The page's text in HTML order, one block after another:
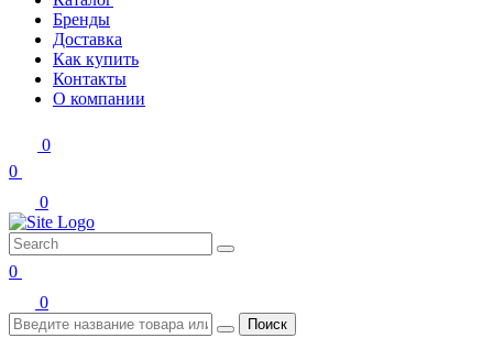
Бренды
Доставка
Как купить
Контакты
О компании
0
0
0
0
0
Поиск